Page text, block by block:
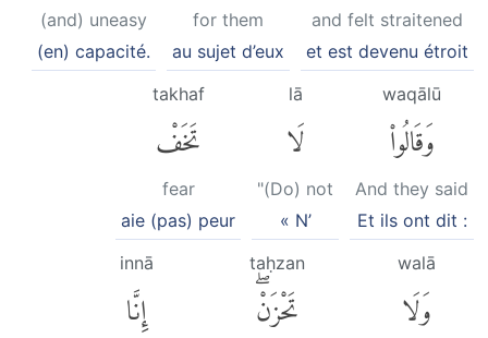
and felt straitened
et est devenu étroit
for them
au sujet d’eux
(and) uneasy
(en) capacité.
waqālū
وَقَالُوا۟
And they said
Et ils ont dit :
lā
لَا
"(Do) not
« N’
takhaf
تَخَفْ
fear
aie (pas) peur
walā
وَلَا
taḥzan
تَحْزَنْۖ
innā
إِنَّا